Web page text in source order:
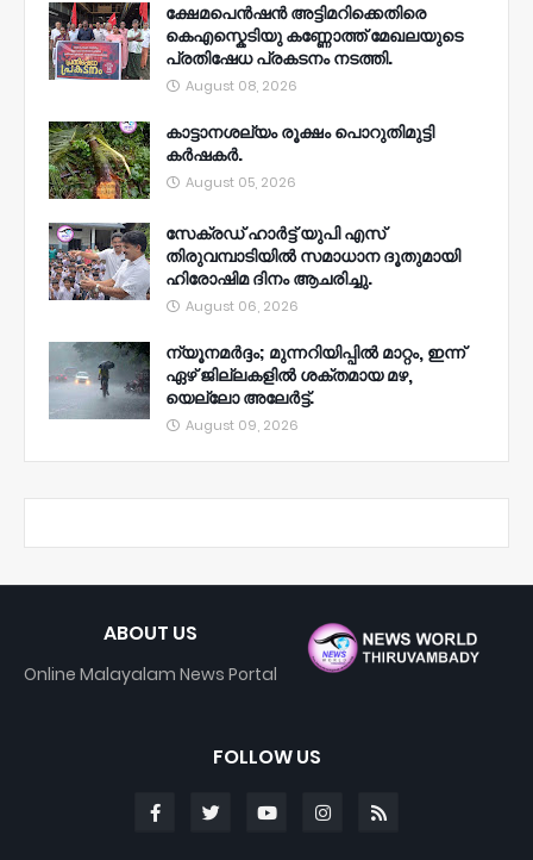
ക്ഷേമപെൻഷൻ അട്ടിമറിക്കെതിരെ
കെഎസ്കെടിയു കണ്ണോത്ത് മേഖലയുടെ
പ്രതിഷേധ പ്രകടനം നടത്തി.
August 08, 2026
കാട്ടാനശല്യം രൂക്ഷം പൊറുതിമുട്ടി
കർഷകർ.
August 05, 2026
സേക്രഡ് ഹാർട്ട് യുപി എസ്
തിരുവമ്പാടിയിൽ സമാധാന ദൂതുമായി
ഹിരോഷിമ ദിനം ആചരിച്ചു.
August 06, 2026
ന്യൂനമര്‍ദ്ദം; മുന്നറിയിപ്പില്‍ മാറ്റം, ഇന്ന്
ഏഴ് ജില്ലകളില്‍ ശക്തമായ മഴ,
യെല്ലോ അലേര്‍ട്ട്.
August 09, 2026
ABOUT US
Online Malayalam News Portal
FOLLOW US